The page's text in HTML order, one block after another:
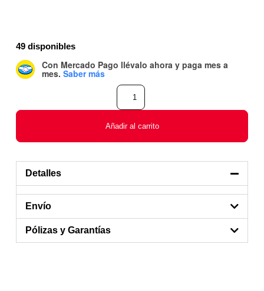
49 disponibles
Con Mercado Pago llévalo ahora y paga mes a
mes. Saber más
Añadir al carrito
Detalles
Envío
Pólizas y Garantías